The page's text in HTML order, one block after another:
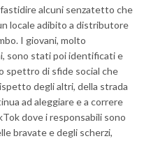
alcuni senzatetto che
locale adibito a distributore
I giovani, molto
sono stati poi identificati e
spettro di sfide social che
degli altri, della strada
ad aleggiare e a correre
dove i responsabili sono
bravate e degli scherzi,